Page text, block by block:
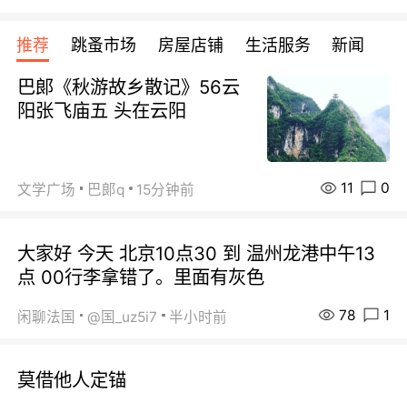
宾馆 108欧/天起
全程756欧/位
欧/天起 ~包拼房
每周铁发！
推荐 跳蚤市场 房屋店铺 生活服务 新闻
巴郞《秋游故乡散记》56云
阳张飞庙五 头在云阳
文学广场 巴郞q 15分钟前 11 0
大家好 今天 北京10点30 到 温州龙港中午13
点 00行李拿错了。里面有灰色
闲聊法国 @国_uz5i7 半小时前 78 1
莫借他人定锚